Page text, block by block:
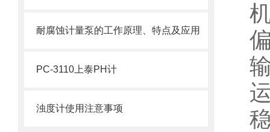
耐腐蚀计量泵的工作原理、特点及应用
PC-3110上泰PH计
浊度计使用注意事项